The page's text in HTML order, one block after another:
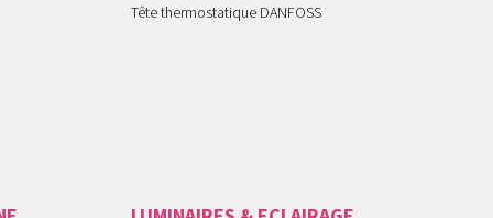
Tête thermostatique DANFOSS